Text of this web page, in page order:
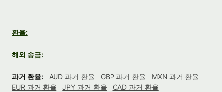
환율:
해외 송금:
과거 환율: AUD 과거 환율 GBP 과거 환율
MXN 과거 환율
EUR 과거 환율
JPY 과거 환율
CAD 과거 환율